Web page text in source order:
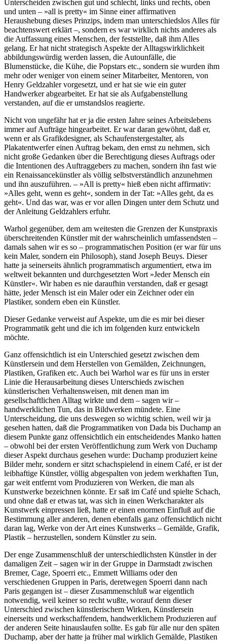
Unterscheiden zwischen gut und schlecht, links und rechts, oben
und unten – »all is pretty« im Sinne einer affirmativen
Heraushebung dieses Prinzips, indem man unterschiedslos Alles für
beachtenswert erklärt –, sondern es war wirklich nichts anderes als
die Auffassung eines Menschen, der feststellte, daß ihm Alles
gelang. Er hat nicht strategisch Aspekte der Alltagswirklichkeit
abbildungswürdig werden lassen, die Autounfälle, die
Blumenstücke, die Kühe, die Popstars etc., sondern sie wurden ihm
mehr oder weniger von einem seiner Mitarbeiter, Mentoren, von
Henry Geldzahler vorgesetzt, und er hat sie wie ein guter
Handwerker abgearbeitet. Er hat sie als Aufgabenstellung
verstanden, auf die er umstandslos reagierte.
Nicht von ungefähr hat er ja die ersten Jahre seines Arbeitslebens
immer auf Aufträge hingearbeitet. Er war daran gewöhnt, daß er,
wenn er als Grafikdesigner, als Schaufenstergestalter, als
Plakatentwerfer einen Auftrag bekam, den ernst zu nehmen, sich
nicht große Gedanken über die Berechtigung dieses Auftrags oder
die Intentionen des Auftraggebers zu machen, sondern ihn fast wie
ein Renaissancekünstler als völlig selbstverständlich anzunehmen
und ihn auszuführen. – »All is pretty« hieß eben nicht affirmativ:
»Alles geht, wenn es geht«, sondern in der Tat: »Alles geht, da es
geht«. Und das war, was er vor allen Dingen unter dem Schutz und
der Anleitung Geldzahlers erfuhr.
Warhol gegenüber, dem am weitesten die Grenzen der Kunstpraxis
überschreitenden Künstler mit der wahrscheinlich umfassendsten –
damals sahen wir es so – programmatischen Position (er war für uns
kein Maler, sondern ein Philosoph), stand Joseph Beuys. Dieser
hatte ja seinerseits ähnlich programmatisch argumentiert, etwa im
weltweit bekannten und durchgesetzten Wort »Jeder Mensch ein
Künstler«. Wir haben es nie daraufhin verstanden, daß er gesagt
hätte, jeder Mensch ist ein Maler oder ein Zeichner oder ein
Plastiker, sondern eben ein Künstler.
Dieser Gedanke verweist auf Aspekte, um die es mir bei dieser
Programmatik geht und die ich im folgenden kurz entwickeln
möchte.
Ganz offensichtlich ist ein Unterschied gesetzt zwischen dem
Künstlersein und dem Herstellen von Gemälden, Zeichnungen,
Plastiken, Grafiken etc. Auch bei Warhol war es für uns in erster
Linie die Herausarbeitung dieses Unterschieds zwischen
künstlerischen Verhaltensweisen, mit denen man im
gesellschaftlichen Alltag wirkte und dem – sagen wir –
handwerklichen Tun, das in Bildwerken mündete. Eine
Unterscheidung, die uns deswegen so wichtig schien, weil wir ja
gesehen hatten, daß die Programmatiken von Dada bis Duchamp an
diesem Punkte ganz offensichtlich ein entscheidendes Manko hatten
– obwohl bei der ersten Veröffentlichung zum Werk von Duchamp
dieser Aspekt durchaus gesehen wurde: Duchamp produziert keine
Bilder mehr, sondern er sitzt schachspielend in einem Café, er ist der
leibhaftige Künstler, völlig abgespalten von jedem werkhaften Tun,
gar weit entfernt vom Produzieren von Werken, die man als
Kunstwerke bezeichnen könnte. Er saß im Café und spielte Schach,
und ohne daß er etwas tat, was sich in einen Werkcharakter als
Kunstwerk einpressen ließ, hatte er einen enormen Einfluß auf die
Bestimmung aller anderen, denen ebenfalls ganz offensichtlich nicht
daran lag, Werke von der Art eines Kunstwerks – Gemälde, Grafik,
Plastik – herzustellen, sondern Künstler zu sein.
Der enge Zusammenschluß der unterschiedlichsten Künstler in der
damaligen Zeit – sagen wir in der Gruppe in Darmstadt zwischen
Bremer, Cage, Spoerri etc., Emmett Williams oder den
verschiedenen Gruppen in Paris, deretwegen Spoerri dann nach
Paris gegangen ist – dieser Zusammenschluß war eigentlich
notwendig, weil keiner so recht wußte, worauf denn dieser
Unterschied zwischen künstlerischem Wirken, Künstlersein
einerseits und werkschaffendem, handwerklichem Produzieren auf
der anderen Seite hinauslaufen sollte. Es gab für alle nur den späten
Duchamp, aber der hatte ja früher mal wirklich Gemälde, Plastiken